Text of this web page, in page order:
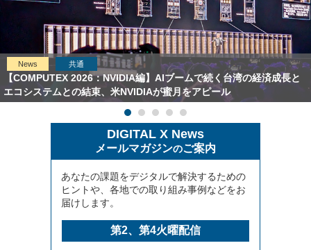
News 共通
【COMPUTEX 2026：NVIDIA編】AIブームで続く台湾の経済成長と
エコシステムとの結束、米NVIDIAが蜜月をアピール
DIGITAL X News
メールマガジンのご案内
あなたの課題をデジタルで解決するための
ヒントや、各地での取り組み事例などをお
届けします。
第2、第4火曜配信